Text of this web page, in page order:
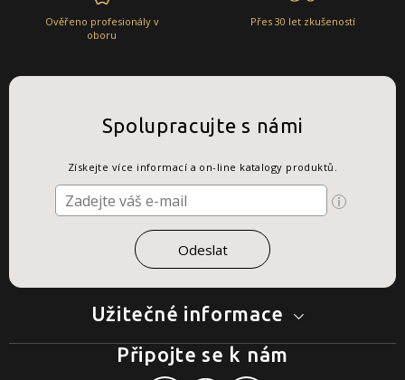
Ověřeno profesionály v
oboru
Přes 30 let zkušeností
Užitečné informace
Spolupracujte s námi
Získejte více informací a on-line katalogy produktů.
Připojte se k nám